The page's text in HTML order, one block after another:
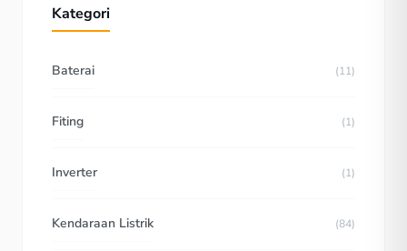
Kategori
Baterai (11)
Fiting (1)
Inverter (1)
Kendaraan Listrik (84)